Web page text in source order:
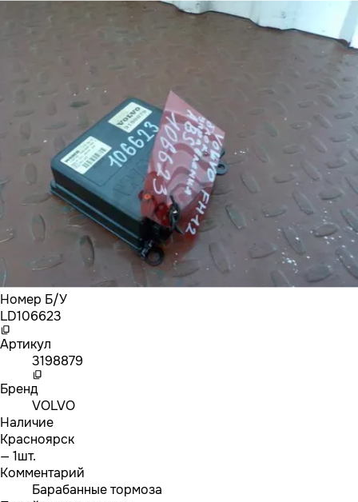
Номер Б/У
LD106623
Артикул
3198879
Бренд
VOLVO
Наличие
Красноярск
— 1шт.
Комментарий
Барабанные тормоза